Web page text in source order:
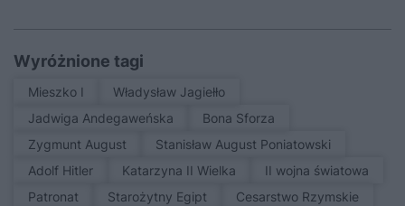
Wyróżnione tagi
Mieszko I
Władysław Jagiełło
Jadwiga Andegaweńska
Bona Sforza
Zygmunt August
Stanisław August Poniatowski
Adolf Hitler
Katarzyna II Wielka
II wojna światowa
patronat
Starożytny Egipt
Cesarstwo Rzymskie